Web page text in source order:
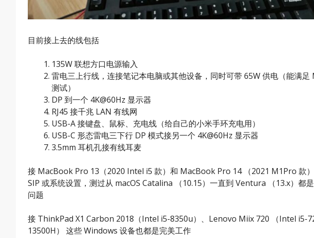
目前接上去的线包括
135W 联想方口电源输入
雷电三上行线，连接笔记本电脑或其他设备，同时可带 65W 供电（能满
测试）
DP 到一个 4K@60Hz 显示器
RJ45 接千兆 LAN 有线网
USB-A 接键盘、鼠标、充电线（给自己的小米手环充电用）
USB-C 形态雷电三下行 DP 模式接另一个 4K@60Hz 显示器
3.5mm 耳机孔接有线耳麦
接 MacBook Pro 13（2020 Intel i5 款）和 MacBook Pro 14 （2021 M1Pro 款
SIP 或系统设置，测过从 macOS Catalina （10.15）一直到 Ventura （13.x）都
问题
接 ThinkPad X1 Carbon 2018（Intel i5-8350u）、Lenovo Miix 720 （Intel i5-
13500H） 这些 Windows 设备也都是完美工作